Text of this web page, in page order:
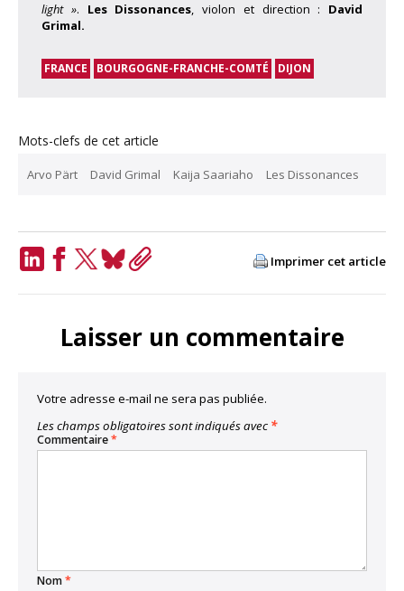
light ». Les Dissonances, violon et direction : David
Grimal.
FRANCE BOURGOGNE-FRANCHE-COMTÉ DIJON
Mots-clefs de cet article
Arvo Pärt David Grimal Kaija Saariaho Les Dissonances
Imprimer cet article
Laisser un commentaire
Votre adresse e-mail ne sera pas publiée.
Les champs obligatoires sont indiqués avec *
Commentaire*
Nom*